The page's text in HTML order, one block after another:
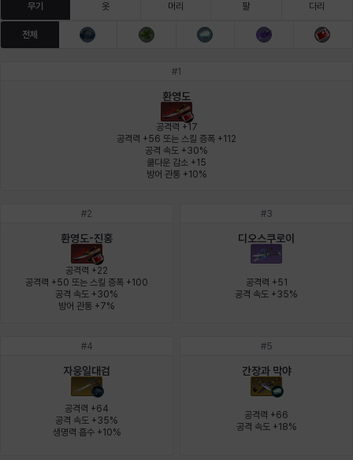
아야 아이솔 아이작 알렉스 알론소 얀
유스티나 유키
이안 재키
카밀로 캐시
크레이버 타지아
펠릭스 피올로
무기 옷 머리 팔 다리
전체
#1
환영도
공격력 +17
공격력 +56 또는 스킬 증폭 +112
공격 속도 +30%
쿨다운 감소 +15
방어 관통 +10%
#2
환영도-진홍
공격력 +22
공격력 +50 또는 스킬 증폭 +100
공격 속도 +30%
방어 관통 +7%
#3
디오스쿠로이
공격력 +51
공격 속도 +35%
#4
자웅일대검
공격력 +64
공격 속도 +35%
생명력 흡수 +10%
#5
간장과 막야
공격력 +66
공격 속도 +18%